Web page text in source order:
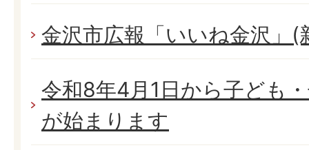
金沢市広報「いいね金沢」(
令和8年4月1日から子ども
が始まります